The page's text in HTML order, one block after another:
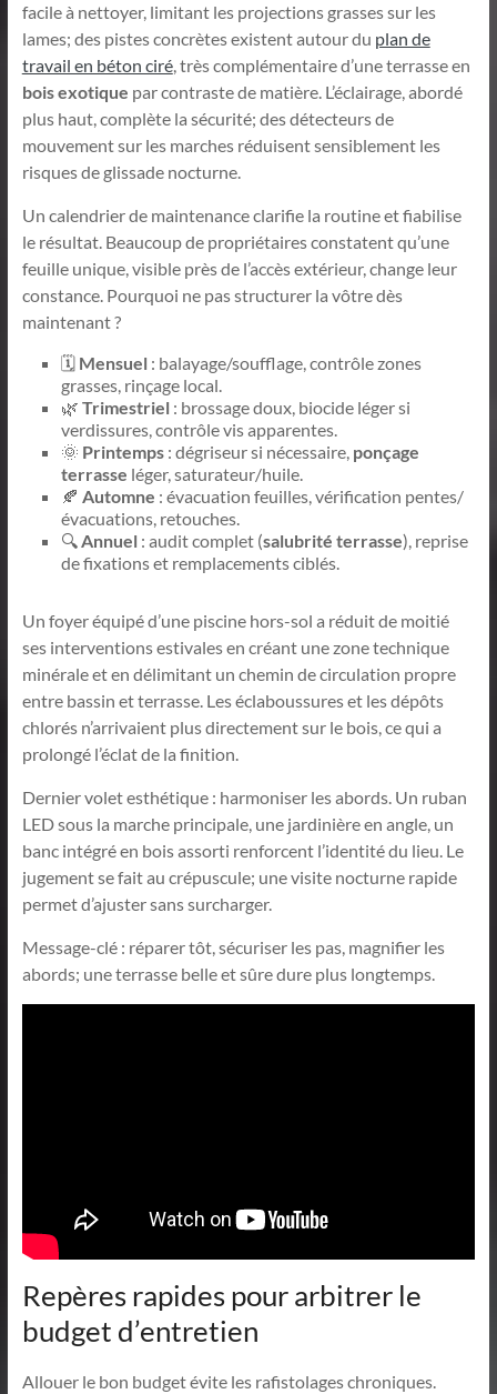
facile à nettoyer, limitant les projections grasses sur les
lames; des pistes concrètes existent autour du plan de
travail en béton ciré, très complémentaire d’une terrasse en
bois exotique par contraste de matière. L’éclairage, abordé
plus haut, complète la sécurité; des détecteurs de
mouvement sur les marches réduisent sensiblement les
risques de glissade nocturne.
Un calendrier de maintenance clarifie la routine et fiabilise
le résultat. Beaucoup de propriétaires constatent qu’une
feuille unique, visible près de l’accès extérieur, change leur
constance. Pourquoi ne pas structurer la vôtre dès
maintenant ?
🗓️ Mensuel: balayage/soufflage, contrôle zones
grasses, rinçage local.
🌿 Trimestriel: brossage doux, biocide léger si
verdissures, contrôle vis apparentes.
🌞 Printemps: dégriseur si nécessaire, ponçage
terrasse léger, saturateur/huile.
🍂 Automne : évacuation feuilles, vérification pentes/
évacuations, retouches.
🔍Annuel: audit complet (salubrité terrasse), reprise
de fixations et remplacements ciblés.
Un foyer équipé d’une piscine hors-sol a réduit de moitié
ses interventions estivales en créant une zone technique
minérale et en délimitant un chemin de circulation propre
entre bassin et terrasse. Les éclaboussures et les dépôts
chlorés n’arrivaient plus directement sur le bois, ce qui a
prolongé l’éclat de la finition.
Dernier volet esthétique : harmoniser les abords. Un ruban
LED sous la marche principale, une jardinière en angle, un
banc intégré en bois assorti renforcent l’identité du lieu. Le
jugement se fait au crépuscule; une visite nocturne rapide
permet d’ajuster sans surcharger.
Message-clé : réparer tôt, sécuriser les pas, magnifier les
abords; une terrasse belle et sûre dure plus longtemps.
Repères rapides pour arbitrer le
budget d’entretien
Allouer le bon budget évite les rafistolages chroniques.